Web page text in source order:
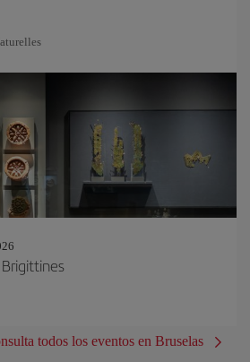
todos los eventos en Bruselas